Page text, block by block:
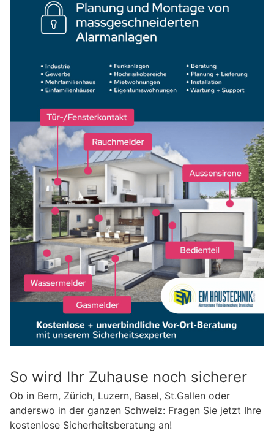
So wird Ihr Zuhause noch sicherer
Ob in Bern, Zürich, Luzern, Basel, St.Gallen oder
anderswo in der ganzen Schweiz: Fragen Sie jetzt Ihre
kostenlose Sicherheitsberatung an!